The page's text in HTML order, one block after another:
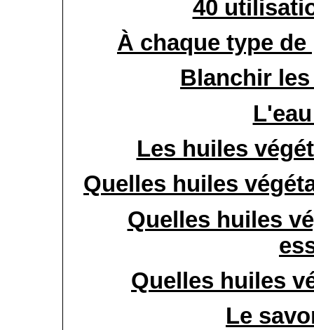
40
À chaque type
Blanchir
Les huiles
Quelles huiles
Quelles huiles
Quelles huiles
Le